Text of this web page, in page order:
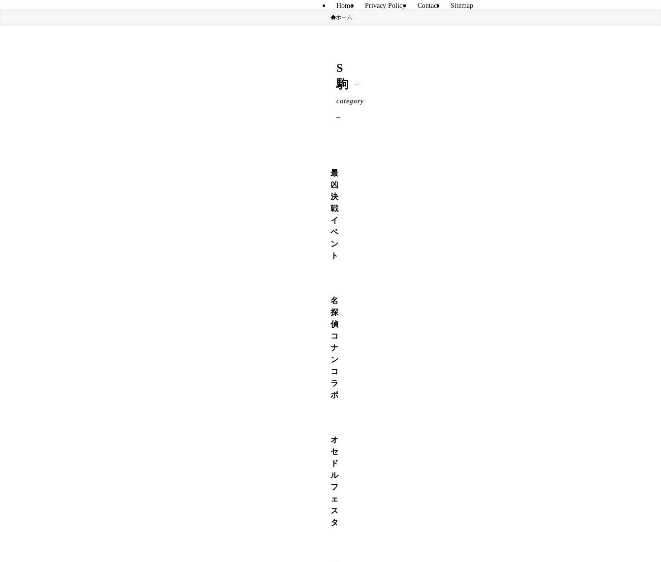
Home Privacy Policy Contact Sitemap
ホーム
S
駒
–
category
–
最
凶
決
戦
イ
ベ
ン
ト
名
探
偵
コ
ナ
ン
コ
ラ
ボ
オ
セ
ド
ル
フ
ェ
ス
タ